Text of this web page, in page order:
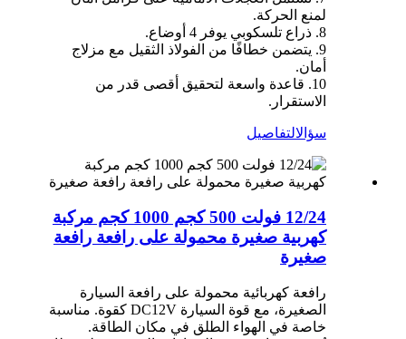
لمنع الحركة.
8. ذراع تلسكوبي يوفر 4 أوضاع.
9. يتضمن خطافًا من الفولاذ الثقيل مع مزلاج
أمان.
10. قاعدة واسعة لتحقيق أقصى قدر من
الاستقرار.
سؤالالتفاصيل
12/24 فولت 500 كجم 1000 كجم مركبة
كهربية صغيرة محمولة على رافعة رافعة
صغيرة
رافعة كهربائية محمولة على رافعة السيارة
الصغيرة، مع قوة السيارة DC12V كقوة. مناسبة
خاصة في الهواء الطلق في مكان الطاقة.